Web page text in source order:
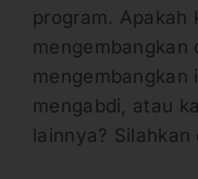
program. Apakah
mengembangkan
mengembangkan
mengabdi, atau
lainnya? Silahkan